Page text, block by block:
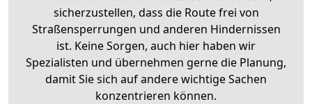
sicherzustellen, dass die Route frei von
Straßensperrungen und anderen Hindernissen
ist. Keine Sorgen, auch hier haben wir
Spezialisten und übernehmen gerne die Planung,
damit Sie sich auf andere wichtige Sachen
konzentrieren können.